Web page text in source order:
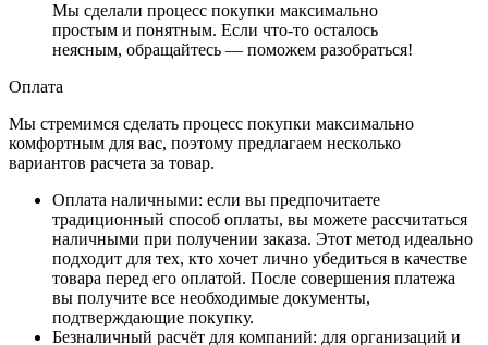
Мы сделали процесс покупки максимально
простым и понятным. Если что-то осталось
неясным, обращайтесь — поможем разобраться!
Оплата
Мы стремимся сделать процесс покупки максимально
комфортным для вас, поэтому предлагаем несколько
вариантов расчета за товар.
Оплата наличными: если вы предпочитаете
традиционный способ оплаты, вы можете рассчитаться
наличными при получении заказа. Этот метод идеально
подходит для тех, кто хочет лично убедиться в качестве
товара перед его оплатой. После совершения платежа
вы получите все необходимые документы,
подтверждающие покупку.
Безналичный расчёт для компаний: для организаций и